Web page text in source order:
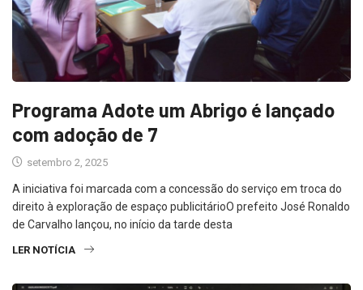
Programa Adote um Abrigo é lançado
com adoção de 7
setembro 2, 2025
A iniciativa foi marcada com a concessão do serviço em troca do
direito à exploração de espaço publicitárioO prefeito José Ronaldo
de Carvalho lançou, no início da tarde desta
LER NOTÍCIA